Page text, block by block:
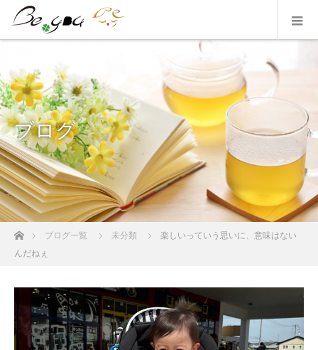
ブログ
ホームブログ一覧 未分類
楽しいっていう思いに、意味はない
んだねぇ